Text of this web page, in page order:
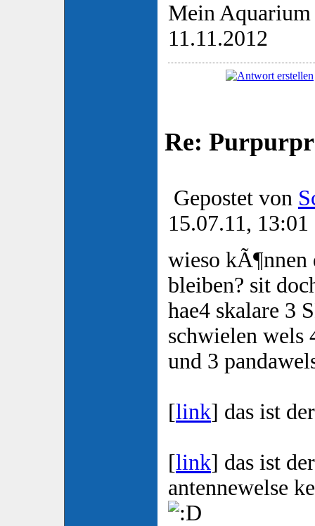
Mein
11.11.2012
Re:
Gepostet von
15.07.11, 13:01
wieso
bleiben? sit
hae4 skalare 3
schwielen wels
und 3
[link] das ist
[link] das ist
antennewelse